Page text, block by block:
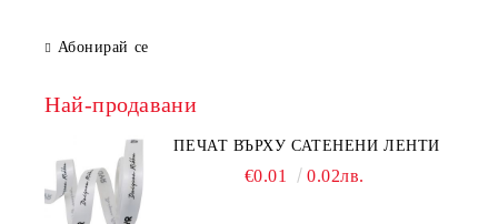
Абонирай се
Най-продавани
ПЕЧАТ ВЪРХУ САТЕНЕНИ ЛЕНТИ
€0.01 0.02лв.